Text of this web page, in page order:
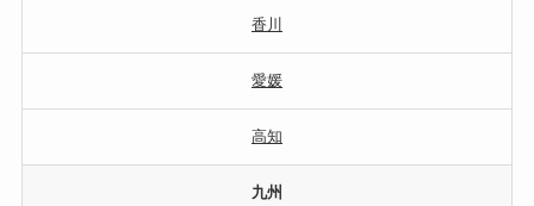
香川
愛媛
高知
九州